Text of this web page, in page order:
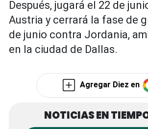
Después, jugará el 22 de
Austria y cerrará la fase de
de junio contra Jordania,
en la ciudad de Dallas.
Agregar Diez en